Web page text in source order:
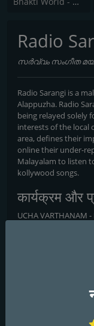
Radio
സർവ്വം സംഗീത
Radio Sarangi is a
Alappuzha. Radio
being relayed solely
interests of the local
area, defines their
online their under-
Malayalam to listen
kollywood songs.
कार्यक्रम और
UCHA VARTHANAM -
GOPU, PATHIL
: